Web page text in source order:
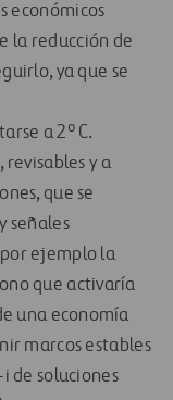
económicos
la reducción de
ya que se
a 2º C.
revisables y a
que se
señales
ejemplo la
que activaría
una economía
marcos estables
de soluciones